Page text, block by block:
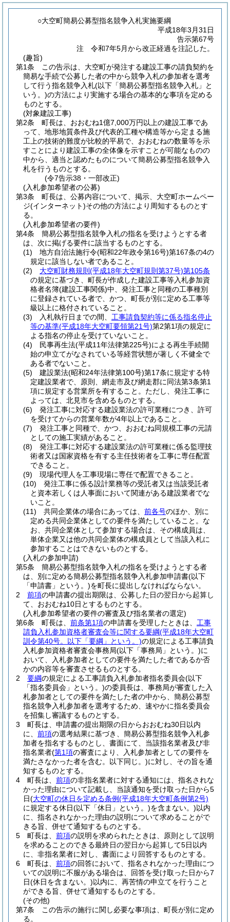
○大空町簡易公募型指名競争入札実施要綱
平成18年3月31日
告示第67号
注 令和7年5月から改正経過を注記した。
(趣旨)
第1条
この告示は、大空町が発注する建設工事の請負契約を
簡易な手続で公募した者の中から競争入札の参加者を選考
して行う指名競争入札(以下「簡易公募型指名競争入札」と
いう。)の方法により実施する場合の基本的な事項を定める
ものとする。
(対象建設工事)
第2条
町長は、おおむね1億7,000万円以上の建設工事であ
って、地形地質条件及び代表的工種や構造等から定まる施
工上の技術的難度が比較的平易で、おおむねの数量等を示
すことにより建設工事の全体像を示すことが可能なものの
中から、適当と認めたものについて簡易公募型指名競争入
札を行うものとする。
(令7告示38・一部改正)
(入札参加希望者の公募)
第3条
町長は、公募内容について、掲示、大空町ホームペー
ジ(インターネット)その他の方法により周知するものとす
る。
(入札参加希望者の要件)
第4条
簡易公募型指名競争入札の指名を受けようとする者
は、次に掲げる要件に該当するものとする。
(1)
地方自治法施行令(昭和22年政令第16号)第167条の4の
規定に該当しない者であること。
(2)
大空町財務規則 (平成18年大空町規則第37号)第105条
の規定に基づき、町長が作成した建設工事等入札参加資
格者名簿(建設工事関係)中、発注工事と同種の工事種別
に登録されている者で、かつ、町長が別に定める工事等
級以上に格付されていること。
(3)
入札執行日までの間、 工事請負契約等に係る指名停止
等の基準(平成18年大空町要領第21号)第2第1項の規定に
よる指名の停止を受けていないこと。
(4)
民事再生法(平成11年法律第225号)による再生手続開
始の申立てがなされている等経営状態が著しく不健全で
ある者でないこと。
(5)
建設業法(昭和24年法律第100号)第17条に規定する特
定建設業者で、原則、網走市及び網走郡に同法第3条第1
項に規定する営業所を有すること。 ただし、発注工事に
よっては、北見市を含めるものとする。
(6)
発注工事に対応する建設業法の許可業種につき、許可
を受けてからの営業年数が4年以上であること。
(7)
発注工事と同種で、かつ、おおむね同規模工事の元請
としての施工実績があること。
(8)
発注工事に対応する建設業法の許可業種に係る監理技
術者又は国家資格を有する主任技術者を工事に専任配置
できること。
(9)
現場代理人を工事現場に専任で配置できること。
(10)
発注工事に係る設計業務等の受託者又は当該受託者
と資本若しくは人事面において関連がある建設業者でな
いこと。
(11)
共同企業体の場合にあっては、 前各号のほか、別に
定める共同企業体としての要件を満たしていること。 な
お、共同企業体として参加する場合は、その構成員は、
単体企業又は他の共同企業体の構成員として当該入札に
参加することはできないものとする。
(入札の参加申請)
第5条
簡易公募型指名競争入札の指名を受けようとする者
は、別に定める簡易公募型指名競争入札参加申請書(以下
「申請書」という。)を町長に提出しなければならない。
2
前項の申請書の提出期限は、公募した日の翌日から起算し
て、おおむね10日とするものとする。
(入札参加希望者の要件の審査及び指名業者の選定)
第6条
町長は、 前条第1項の申請書を受理したときは、 工事
請負入札参加資格者審査会等に関する要綱(平成18年大空町
訓令第40号。以下「要綱」という。)の規定による工事請負
入札参加資格者審査会事務局(以下「事務局」という。)に
おいて、入札参加者としての要件を満たした者であるか否
かの内容等を審査させるものとする。
2
要綱の規定による工事請負入札参加者指名委員会(以下
「指名委員会」という。)の委員長は、事務局が審査した入
札参加者としての要件を満たした者の中から、簡易公募型
指名競争入札参加者を選考するため、速やかに指名委員会
を招集し審議するものとする。
3
町長は、申請書の提出期限の日からおおむね30日以内
に、 前項の選考結果に基づき、簡易公募型指名競争入札参
加者を指名するものとし、書面にて、当該指名業者及び非
指名業者(第1項の審査により、入札参加者としての要件を
満たさなかった者を含む。以下同じ。)に対し、その旨を通
知するものとする。
4
町長は、 前項の非指名業者に対する通知には、指名されな
かった理由について記載し、当該通知を受け取った日から5
日(大空町の休日を定める条例(平成18年大空町条例第2号)
に規定する休日(以下「休日」という。)を含まない。)以内
に、指名されなかった理由の説明について求めることがで
きる旨、併せて通知するものとする。
5
町長は、 前項の説明を求められたときは、原則として説明
を求めることのできる最終日の翌日から起算して5日以内
に、非指名業者に対し、書面により回答するものとする。
6
町長は、 前項の回答において、指名されなかった理由につ
いての説明に不服がある場合は、回答を受け取った日から7
日(休日を含まない。)以内に、再苦情の申立てを行うこと
ができる旨、併せて通知するものとする。
(その他)
第7条
この告示の施行に関し必要な事項は、町長が別に定め
る。